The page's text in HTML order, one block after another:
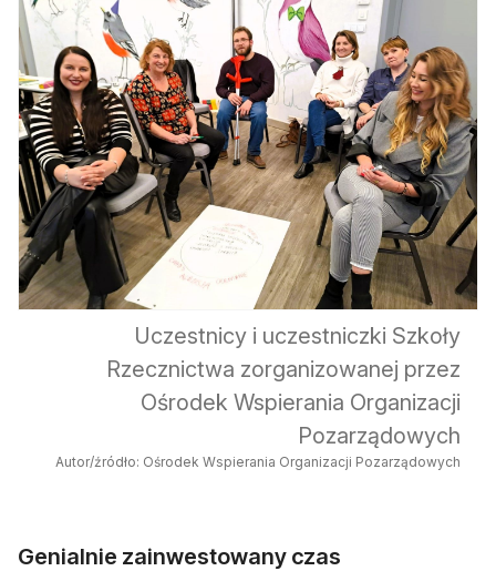
Uczestnicy i uczestniczki Szkoły
Rzecznictwa zorganizowanej przez
Ośrodek Wspierania Organizacji
Pozarządowych
Autor/źródło: Ośrodek Wspierania Organizacji Pozarządowych
Genialnie zainwestowany czas